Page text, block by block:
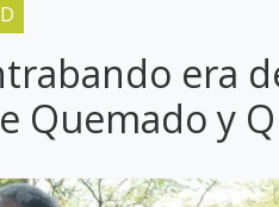
era
Quemado y